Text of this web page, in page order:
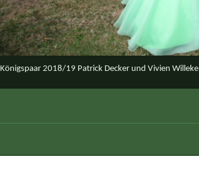
Königspaar 2018/19 Patrick Decker und Vivien Willeke